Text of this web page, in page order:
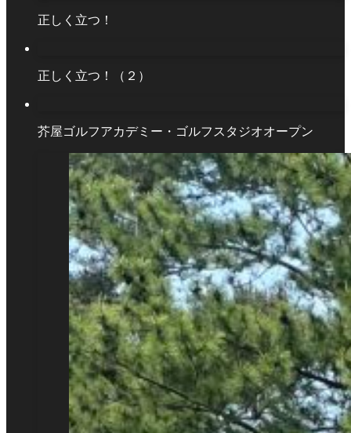
正しく立つ！
正しく立つ！（２）
芥屋ゴルフアカデミー・ゴルフスタジオオープン